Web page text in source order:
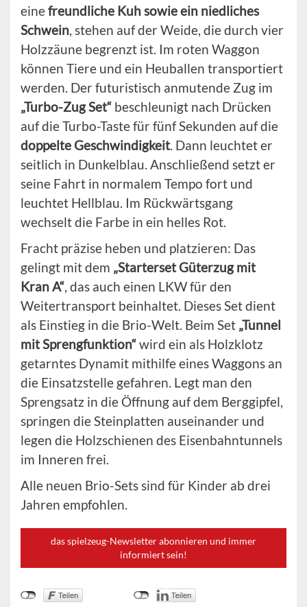
einefreundliche Kuh sowie ein niedliches
Schwein, stehen auf der Weide, die durch vier
Holzzäune begrenzt ist. Im roten Waggon
können Tiere und ein Heuballen transportiert
werden. Der futuristisch anmutende Zug im
„Turbo-Zug Set“ beschleunigt nach Drücken
auf die Turbo-Taste für fünf Sekunden auf die
doppelte Geschwindigkeit. Dann leuchtet er
seitlich in Dunkelblau. Anschließend setzt er
seine Fahrt in normalem Tempo fort und
leuchtet Hellblau. Im Rückwärtsgang
wechselt die Farbe in ein helles Rot.
Fracht präzise heben und platzieren: Das
gelingt mit dem „Starterset Güterzug mit
Kran A“, das auch einen LKW für den
Weitertransport beinhaltet. Dieses Set dient
als Einstieg in die Brio-Welt. Beim Set „Tunnel
mit Sprengfunktion“wird ein als Holzklotz
getarntes Dynamit mithilfe eines Waggons an
die Einsatzstelle gefahren. Legt man den
Sprengsatz in die Öffnung auf dem Berggipfel,
springen die Steinplatten auseinander und
legen die Holzschienen des Eisenbahntunnels
im Inneren frei.
Alle neuen Brio-Sets sind für Kinder ab drei
Jahren empfohlen.
das spielzeug-Newsletter abonnieren und immer
informiert sein!